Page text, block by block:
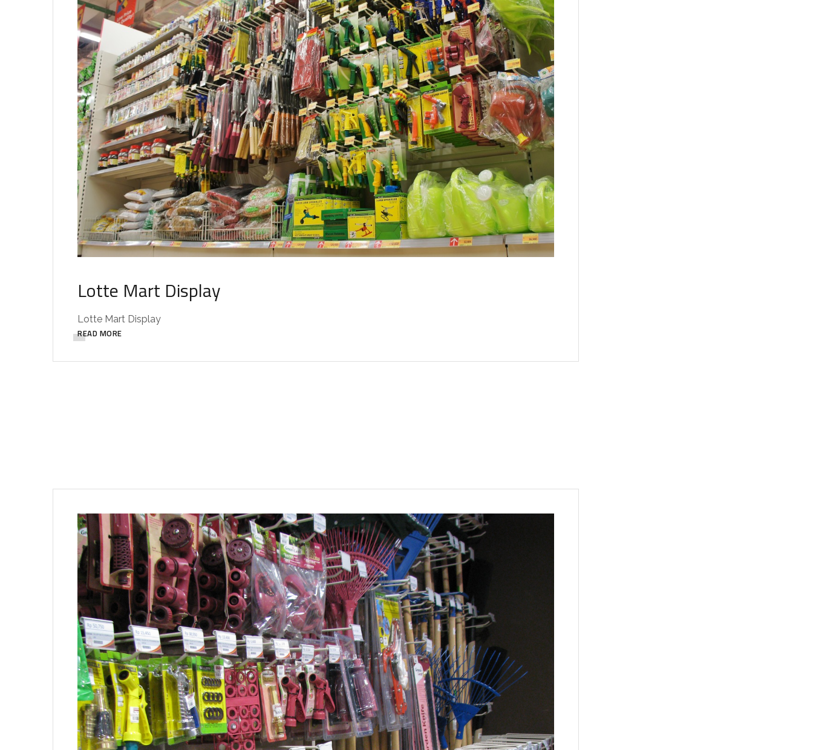
Lotte Mart Display
Lotte Mart Display
READ MORE